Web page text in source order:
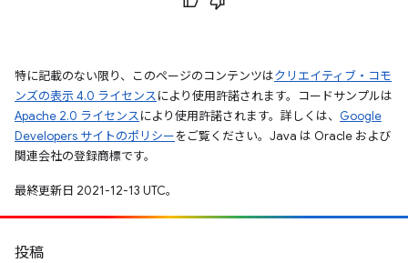
特に記載のない限り、このページのコンテンツはクリエイティブ・コモ
ンズの表示 4.0 ライセンスにより使用許諾されます。コードサンプルは
Apache 2.0 ライセンスにより使用許諾されます。詳しくは、 Google
Developers サイトのポリシーをご覧ください。Java は Oracle および
関連会社の登録商標です。
最終更新日 2021-12-13 UTC。
投稿